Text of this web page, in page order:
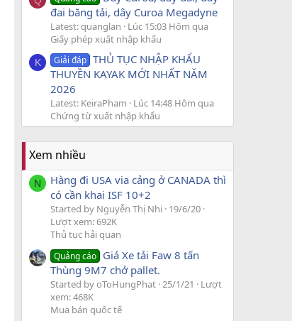
đai băng tải, dây Curoa Megadyne
Latest: quanglan
Lúc 15:03 Hôm qua
Giấy phép xuất nhập khẩu
K Giải đáp THỦ TỤC NHẬP KHẨU
THUYỀN KAYAK MỚI NHẤT NĂM
2026
Latest: KeiraPham
Lúc 14:48 Hôm qua
Chứng từ xuất nhập khẩu
Xem nhiều
N
Hàng đi USA via cảng ở CANADA thì
có cần khai ISF 10+2
Started by Nguyễn Thị Nhi 19/6/20
Lượt xem: 692K
Thủ tục hải quan
Quảng cáo Giá Xe tải Faw 8 tấn
Thùng 9M7 chở pallet.
Started by oToHungPhat 25/1/21
Lượt
xem: 468K
Mua bán quốc tế